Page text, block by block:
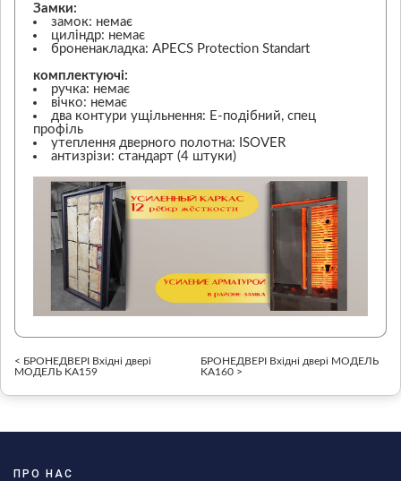
Замки:
замок: немає
циліндр: немає
броненакладка: APECS Protection Standart
комплектуючі:
ручка: немає
вічко: немає
два контури ущільнення: Е-подібний, спец
профіль
утеплення дверного полотна: ISOVER
антизрізи: стандарт (4 штуки)
< БРОНЕДВЕРІ Вхідні двері
МОДЕЛЬ KA159
БРОНЕДВЕРІ Вхідні двері МОДЕЛЬ
KA160 >
ПРО НАС